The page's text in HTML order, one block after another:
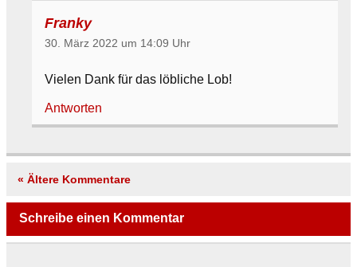
Franky
30. März 2022 um 14:09 Uhr
Vielen Dank für das löbliche Lob!
Antworten
« Ältere Kommentare
Schreibe einen Kommentar